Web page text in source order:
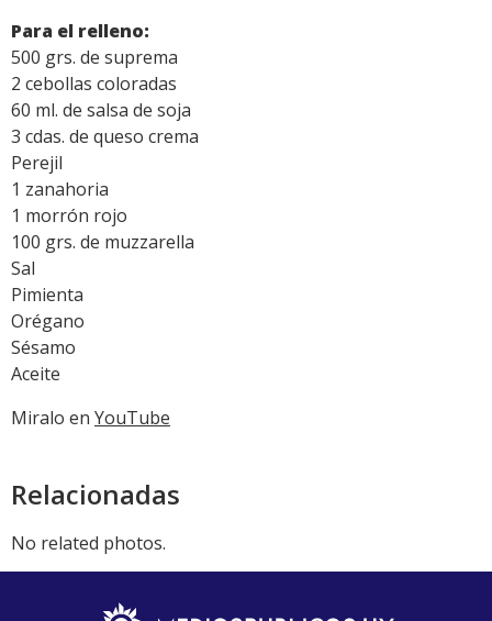
Para el relleno:
500 grs. de suprema
2 cebollas coloradas
60 ml. de salsa de soja
3 cdas. de queso crema
Perejil
1 zanahoria
1 morrón rojo
100 grs. de muzzarella
Sal
Pimienta
Orégano
Sésamo
Aceite
Miralo en YouTube
Relacionadas
No related photos.